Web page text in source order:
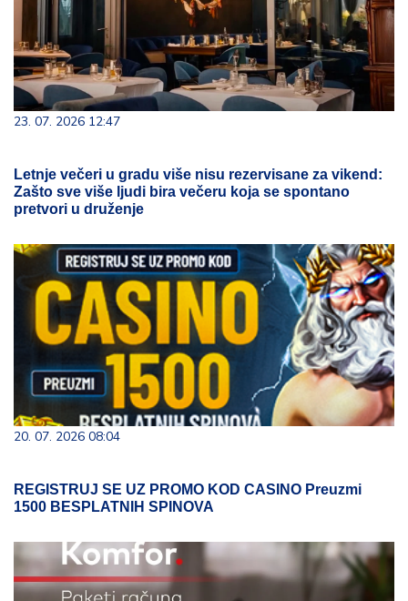
23. 07. 2026 12:47
Letnje večeri u gradu više nisu rezervisane za vikend:
Zašto sve više ljudi bira večeru koja se spontano
pretvori u druženje
20. 07. 2026 08:04
REGISTRUJ SE UZ PROMO KOD CASINO Preuzmi
1500 BESPLATNIH SPINOVA